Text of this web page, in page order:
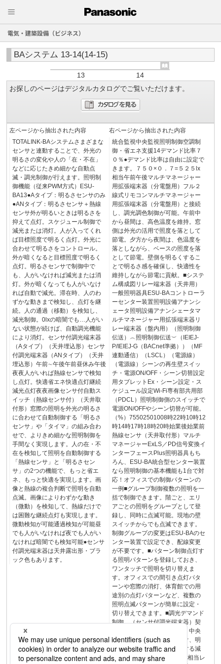
電気・建築設備（ビジネス）
BAシステム 13-14(14-15)
13
14
お探しのページはデジタルカタログでご覧いただけます。
左ページから抽出された内容
TOTALINK-BAシステムさまざまな
センサと連動することで、外光の
明るさの変化や人の「在・不在」
などに応じたきめ細かな自動点
滅・調光制御が行えます。照明制
御機能（従来PWM方式）ESU-
BA13●Aタイプ：明るさセンサのみ
●ANタイプ：明るさセンサ＋熱線
センサ外が明るいときは明るさを
抑えて点灯。スケジュール制御で
減光または消灯。人が入ってくれ
ば目標照度で明るく点灯。外光に
合わせて明るさをコントロール。
外が暗くなると目標照度で明るく
点灯。明るさセンサで制御中で
も、人がいなければ減光または消
灯。外が暗くなっても人がいなけ
れば自動で減光。滞在時、人のわ
ずかな動きまで検知し、点灯を継
続。人の通過（移動）を検知し、
減光制御。0lxの暗闇でも…人がい
ない状態が続けば、自動調光機能
により消灯。センサ付調光端末器
（Aタイプ）（天井埋込形）センサ
付調光端末器（ANタイプ）（天井
埋込形）午前∼午後午前昼休み午後
夜夜人がいれば熱線センサで検知
し点灯。快適省エネ快適点灯継続
減光点灯夜夜画像センサ付自動ス
イッチ（熱線センサ付）（天井取
付形）窓際の照明を外光の明るさ
に合わせて自動制御する「明るさ
センサ」や「タイマ」の組み合わ
せで、よりきめ細かな照明制御を
手間なく実現します。人の在・不
在を検知して照明を自動制御する
「熱線センサ」と「明るさセン
サ」の2つの機能で、もっと省エ
ネ、もっと快適を実現します。画
像と熱線の複合判断で照明を自動
点滅。画像によりわずかな動き
（微動）を検知して、熱線だけで
は困難な継続点灯も実現します。
微動検知が可能通過検知が可能昼
でも人がいなければ夜でも人がい
なければ暗闇でも検知可能●センサ
付調光端末器は天井露出形・ブラ
ック色もあります。
右ページから抽出された内容
統合監視中央監視照明制御空調制
御・省エネ支援14デマンド比率７
０％●デマンド比率は自由に設定で
きます。７５０×０．７=５２５lx
相当午前午後マルチマネージャー
用拡張端末器（分電盤用）フル２
線式リモコンマルチマネージャー
用拡張端末器（分電盤用）と接続
し、調光調色制御が可能。午前中
から昼間は、高色温度を維持。窓
側は外光の活用で照度を落として
節電。夕方から夜間は、色温度を
落としながら、ベースの照度を落
として節電。壁側を明るくするこ
とで明るさ感を確保し、快適性を
維持しながら節電に貢献。■システ
ム構成図リレー端末器（天井用）
一般照明器具ESU-BAコントローラ
ーセンター装置照明設備アナンシ
ェータ照明設備アナンシェータマ
ルチマネージャー用拡張端末器リ
レー端末器（盤内用）（照明制御
伝送）︵照明制御伝送︶（IEIEJ-
P/IEIEJ-G（BACnet準拠））（MF
連動通信）（LSCL）（電源線）
（電源線）シーンの再生壁スイッ
チ・電源ON/OFF・シーン切替設定
用タブレットEx・シーン設定・ス
ケジュール設定Wi-Fi専有部共用部
（PDCL）照明制御側のスイッチで
電源ON/OFFやシーン切替が可能。
（%）75502501008時22時10時12
時14時17時18時20時始業後始業前
熱線センサ（天井取付形）マルチ
マネージャーExLS／PD信号変換イ
ンターフェースPlus照明器具もち
ろん、ESU-BA統合型センター装置
なら照明制御の基本機能も1台で対
応！オフィスでの制御パターンの
一例■グループ制御複数の照明を一
括で制御できます。階ごと、エリ
アごとの照明をグループとして登
録し、同時に点滅可能。現地の壁
スイッチからでも点滅できます。
制御グループの変更はESU-BAのセ
ンター装置で設定でき、配線変更
が不要です。■パターン制御点灯す
る照明パターンを登録しておき、
ワンタッチで照明を切り替えま
す。オフィスでの間引き点灯パタ
ーンや窓際の消灯、体育館での用
途別の点灯パターンなど、複数の
照明点滅パターンが簡単に設定・
切り替えできます。■調光デマンド
制御 （センサ付調光端末器）契
約電力量が越えそうな場合、中央
監視盤のデマンド信号を受け、明
るさ目標値を強制的に変更する減
光調光を行います。７５０lx相当レ